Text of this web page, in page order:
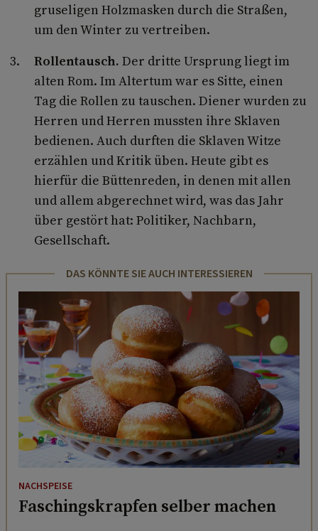
gruseligen Holzmasken durch die Straßen,
um den Winter zu vertreiben.
Rollentausch. Der dritte Ursprung liegt im
alten Rom. Im Altertum war es Sitte, einen
Tag die Rollen zu tauschen. Diener wurden zu
Herren und Herren mussten ihre Sklaven
bedienen. Auch durften die Sklaven Witze
erzählen und Kritik üben. Heute gibt es
hierfür die Büttenreden, in denen mit allen
und allem abgerechnet wird, was das Jahr
über gestört hat: Politiker, Nachbarn,
Gesellschaft.
DAS KÖNNTE SIE AUCH INTERESSIEREN
NACHSPEISE
Faschingskrapfen selber machen